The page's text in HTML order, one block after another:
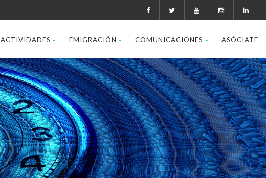
ACTIVIDADES EMIGRACIÓN COMUNICACIONES ASÓCIATE